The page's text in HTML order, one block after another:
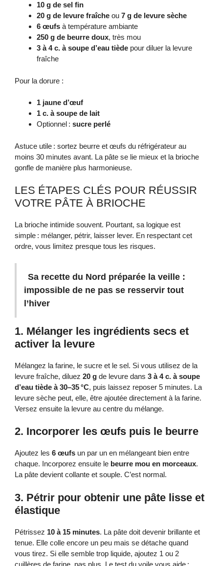
10 g de sel fin
20 g de levure fraîche ou 7 g de levure sèche
6 œufs à température ambiante
250 g de beurre doux, très mou
3 à 4 c. à soupe d’eau tiède pour diluer la levure
fraîche
Pour la dorure :
1 jaune d’œuf
1 c. à soupe de lait
Optionnel : sucre perlé
Astuce utile : sortez beurre et œufs du réfrigérateur au
moins 30 minutes avant. La pâte se lie mieux et la brioche
gonfle de manière plus harmonieuse.
LES ÉTAPES CLÉS POUR RÉUSSIR
VOTRE PÂTE À BRIOCHE
La brioche intimide souvent. Pourtant, sa logique est
simple : mélanger, pétrir, laisser lever. En respectant cet
ordre, vous limitez presque tous les risques.
Sa recette du Nord préparée la veille :
impossible de ne pas se resservir tout
l’hiver
1. Mélanger les ingrédients secs et
activer la levure
Mélangez la farine, le sucre et le sel. Si vous utilisez de la
levure fraîche, diluez 20 g de levure dans 3 à 4 c. à soupe
d’eau tiède à 30–35 °C, puis laissez reposer 5 minutes. La
levure sèche peut, elle, être ajoutée directement à la farine.
Versez ensuite la levure au centre du mélange.
2. Incorporer les œufs puis le beurre
Ajoutez les 6 œufs un par un en mélangeant bien entre
chaque. Incorporez ensuite le beurre mou en morceaux.
La pâte devient collante et souple. C’est normal.
3. Pétrir pour obtenir une pâte lisse et
élastique
Pétrissez 10 à 15 minutes. La pâte doit devenir brillante et
tenue. Elle colle encore un peu mais se détache quand
vous tirez. Si elle semble trop liquide, ajoutez 1 ou 2
cuillères de farine, pas plus. Le test du voile vous aide :